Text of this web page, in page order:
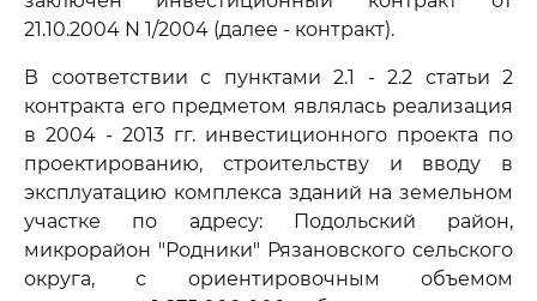
21.10.2004 N 1/2004 (далее - контракт).
В соответствии с пунктами 2.1 - 2.2 статьи 2
контракта его предметом являлась реализация
в 2004 - 2013 гг. инвестиционного проекта по
проектированию, строительству и вводу в
эксплуатацию комплекса зданий на земельном
участке по адресу: Подольский район,
микрорайон "Родники" Рязановского сельского
округа, с ориентировочным объемом